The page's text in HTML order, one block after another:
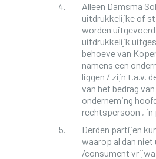
Alleen Damsma
uitdrukkelijke of
worden
uitdrukkelijk
behoeve van
namens een
liggen / zijn t.a.v.
van het bedrag
onderneming
rechtspersoon , in
Derden partijen
waarop al dan
/consument